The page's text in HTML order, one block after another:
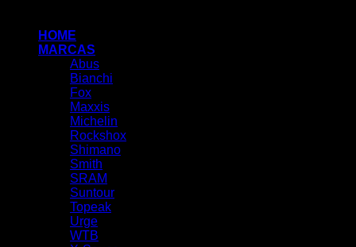
HOME
MARCAS
Abus
Bianchi
Fox
Maxxis
Michelin
Rockshox
Shimano
Smith
SRAM
Suntour
Topeak
Urge
WTB